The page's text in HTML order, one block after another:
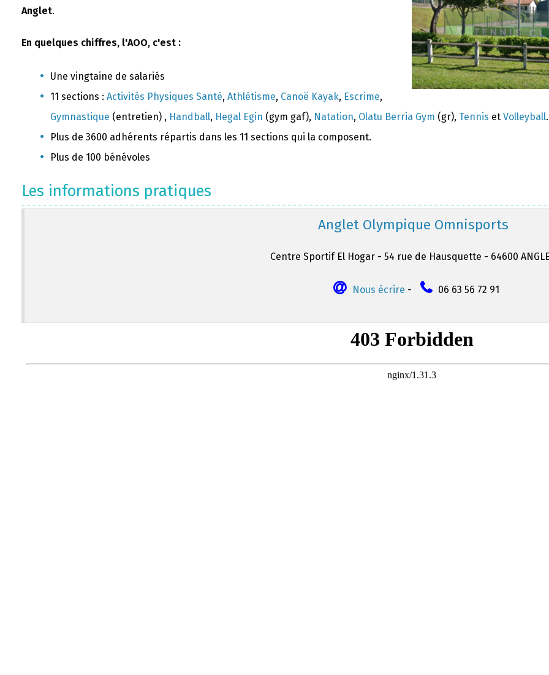
Anglet.
En quelques chiffres, l'AOO, c'est :
Une vingtaine de salariés
11 sections : Activités Physiques Santé, Athlétisme, Canoë Kayak, Escrime,
Gymnastique (entretien) , Handball, Hegal Egin (gym gaf), Natation, Olatu Berria Gym (gr), Tennis et Volleyball.
Plus de 3600 adhérents répartis dans les 11 sections qui la composent.
Plus de 100 bénévoles
Les informations pratiques
Anglet Olympique Omnisports
Centre Sportif El Hogar - 54 rue de Hausquette - 64600
Nous écrire - 06 63 56 72 91